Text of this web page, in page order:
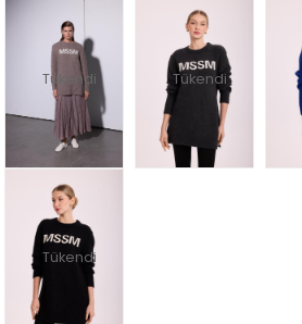
Tükendi Tükendi
Tükendi